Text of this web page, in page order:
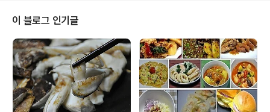
반한맛이라는거.. 끝까지 동문서답이지만.. 아래로 쭈욱 내
려가면 맛이 보이니 참고하여 보세요~^^ ◈ 부드럽게 술
술 넘어가는 무굴조림 ◈ [재료] 무 2조각(지름 10cm*2
cm), 굴 400그램 청.홍고추 1개씩 물 1컵, 간장 2숟가락
반, 생강맛술 3숟가락, 조청 2숟가락, 레몬즙 1숟가락, 깨
소금 * 심..
이 블로그 인기글